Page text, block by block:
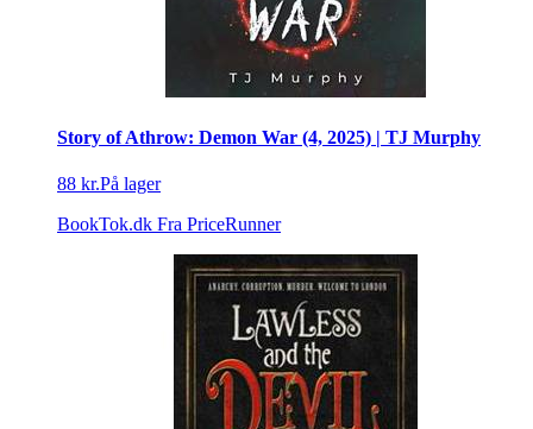
Story of Athrow: Demon War (4, 2025) | TJ Murphy
88 kr.På lager
BookTok.dk Fra PriceRunner